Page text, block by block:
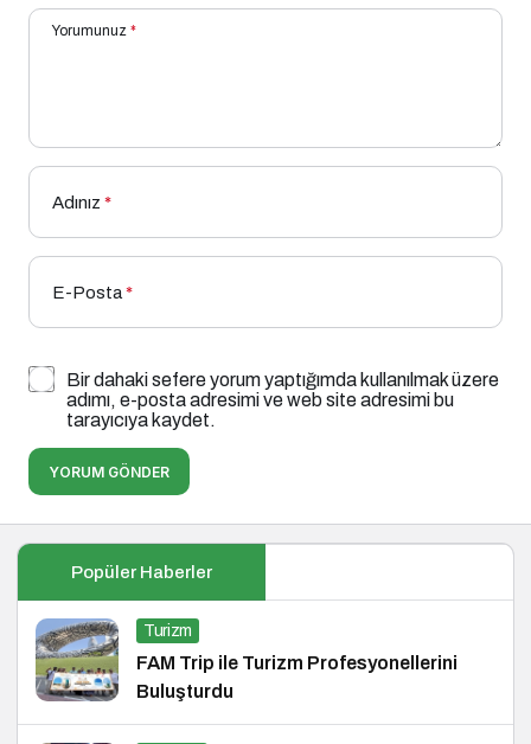
Yorumunuz *
Adınız *
E-Posta*
Bir dahaki sefere yorum yaptığımda kullanılmak üzere
adımı, e-posta adresimi ve web site adresimi bu
tarayıcıya kaydet.
YORUM GÖNDER
Popüler Haberler
Turizm
FAM Trip ile Turizm Profesyonellerini
Buluşturdu